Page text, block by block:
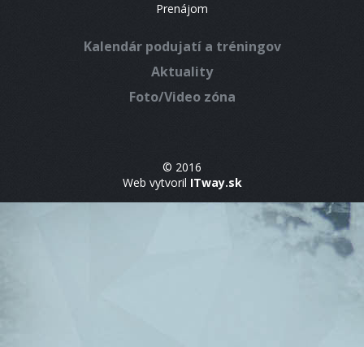
Prenájom
Kalendár podujatí a tréningov
Aktuality
Foto/Video zóna
© 2016
Web vytvoril ITway.sk